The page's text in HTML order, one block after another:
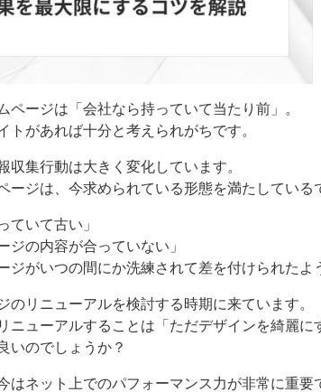
ページは「会社なら持っていて当たり前」。
トがあれば十分と考えられがちです。
収集行動は大きく変化しています。
ージは、今求められている形態を満たしている
ていて古い」
ジの内容が合っていない」
ジがいつの間にか洗練されて差を付けられたよ
のリニューアルを検討する時期に来ています。
ニューアルすることは「ただデザインを綺麗に
いのでしょうか？
はネット上でのパフォーマンス力が非常に重要